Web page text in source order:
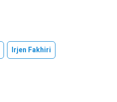
Irjen Fakhiri